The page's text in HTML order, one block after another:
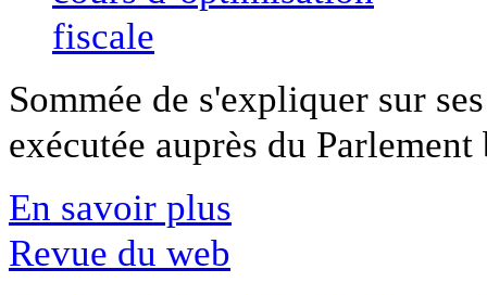
Sommée de s'expliquer sur
exécutée auprès du
En savoir plus
Revue du web